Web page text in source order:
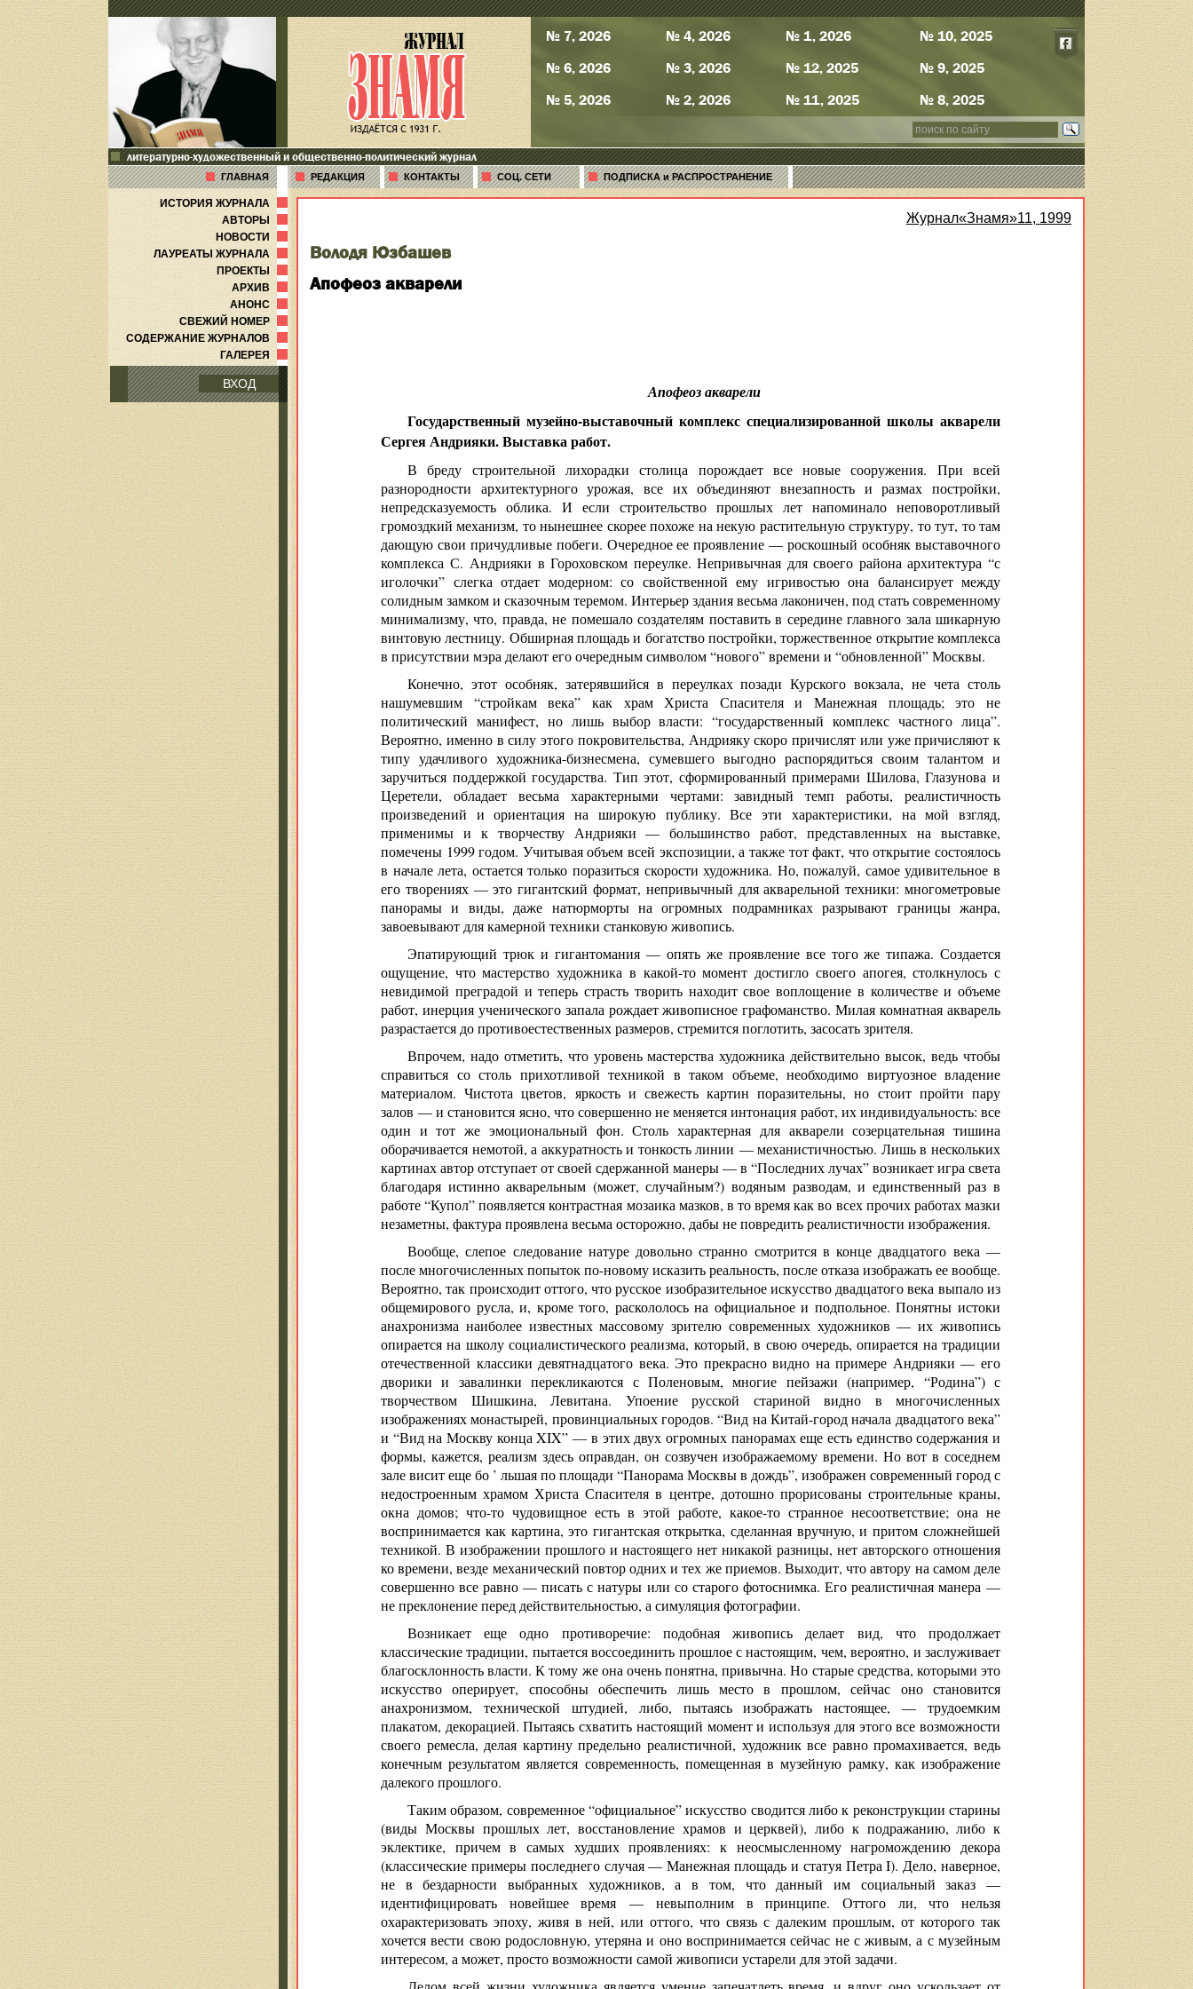
№ 7, 2026
№ 6, 2026
№ 5, 2026
№ 4, 2026
№ 3, 2026
№ 2, 2026
№ 1, 2026
№ 12, 2025
№ 11, 2025
№ 10, 2025
№ 9, 2025
№ 8, 2025
литературно-художественный и общественно-политический журнал
ГЛАВНАЯ РЕДАКЦИЯ КОНТАКТЫ СОЦ. СЕТИ ПОДПИСКА и РАСПРОСТРАНЕНИЕ
ИСТОРИЯ ЖУРНАЛА
АВТОРЫ
НОВОСТИ
ЛАУРЕАТЫ ЖУРНАЛА
ПРОЕКТЫ
АРХИВ
АНОНС
СВЕЖИЙ НОМЕР
СОДЕРЖАНИЕ ЖУРНАЛОВ
ГАЛЕРЕЯ
ВХОД
Журнал«Знамя»11, 1999
Володя Юзбашев
Апофеоз акварели
Апофеоз акварели
Государственный музейно-выставочный комплекс специализированной школы акварели
Сергея Андрияки. Выставка работ.
В бреду строительной лихорадки столица порождает все новые сооружения. При всей
разнородности архитектурного урожая, все их объединяют внезапность и размах постройки,
непредсказуемость облика. И если строительство прошлых лет напоминало неповоротливый
громоздкий механизм, то нынешнее скорее похоже на некую растительную структуру, то тут, то там
дающую свои причудливые побеги. Очередное ее проявление — роскошный особняк выставочного
комплекса С. Андрияки в Гороховском переулке. Непривычная для своего района архитектура “с
иголочки” слегка отдает модерном: со свойственной ему игривостью она балансирует между
солидным замком и сказочным теремом. Интерьер здания весьма лаконичен, под стать современному
минимализму, что, правда, не помешало создателям поставить в середине главного зала шикарную
винтовую лестницу. Обширная площадь и богатство постройки, торжественное открытие комплекса
в присутствии мэра делают его очередным символом “нового” времени и “обновленной” Москвы.
Конечно, этот особняк, затерявшийся в переулках позади Курского вокзала, не чета столь
нашумевшим “стройкам века” как храм Христа Спасителя и Манежная площадь; это не
политический манифест, но лишь выбор власти: “государственный комплекс частного лица”.
Вероятно, именно в силу этого покровительства, Андрияку скоро причислят или уже причисляют к
типу удачливого художника-бизнесмена, сумевшего выгодно распорядиться своим талантом и
заручиться поддержкой государства. Тип этот, сформированный примерами Шилова, Глазунова и
Церетели, обладает весьма характерными чертами: завидный темп работы, реалистичность
произведений и ориентация на широкую публику. Все эти характеристики, на мой взгляд,
применимы и к творчеству Андрияки — большинство работ, представленных на выставке,
помечены 1999 годом. Учитывая объем всей экспозиции, а также тот факт, что открытие состоялось
в начале лета, остается только поразиться скорости художника. Но, пожалуй, самое удивительное в
его творениях — это гигантский формат, непривычный для акварельной техники: многометровые
панорамы и виды, даже натюрморты на огромных подрамниках разрывают границы жанра,
завоевывают для камерной техники станковую живопись.
Эпатирующий трюк и гигантомания — опять же проявление все того же типажа. Создается
ощущение, что мастерство художника в какой-то момент достигло своего апогея, столкнулось с
невидимой преградой и теперь страсть творить находит свое воплощение в количестве и объеме
работ, инерция ученического запала рождает живописное графоманство. Милая комнатная акварель
разрастается до противоестественных размеров, стремится поглотить, засосать зрителя.
Впрочем, надо отметить, что уровень мастерства художника действительно высок, ведь чтобы
справиться со столь прихотливой техникой в таком объеме, необходимо виртуозное владение
материалом. Чистота цветов, яркость и свежесть картин поразительны, но стоит пройти пару
залов — и становится ясно, что совершенно не меняется интонация работ, их индивидуальность: все
один и тот же эмоциональный фон. Столь характерная для акварели созерцательная тишина
оборачивается немотой, а аккуратность и тонкость линии — механистичностью. Лишь в нескольких
картинах автор отступает от своей сдержанной манеры — в “Последних лучах” возникает игра света
благодаря истинно акварельным (может, случайным?) водяным разводам, и единственный раз в
работе “Купол” появляется контрастная мозаика мазков, в то время как во всех прочих работах мазки
незаметны, фактура проявлена весьма осторожно, дабы не повредить реалистичности изображения.
Вообще, слепое следование натуре довольно странно смотрится в конце двадцатого века —
после многочисленных попыток по-новому исказить реальность, после отказа изображать ее вообще.
Вероятно, так происходит оттого, что русское изобразительное искусство двадцатого века выпало из
общемирового русла, и, кроме того, раскололось на официальное и подпольное. Понятны истоки
анахронизма наиболее известных массовому зрителю современных художников — их живопись
опирается на школу социалистического реализма, который, в свою очередь, опирается на традиции
отечественной классики девятнадцатого века. Это прекрасно видно на примере Андрияки — его
дворики и завалинки перекликаются с Поленовым, многие пейзажи (например, “Родина”) с
творчеством Шишкина, Левитана. Упоение русской стариной видно в многочисленных
изображениях монастырей, провинциальных городов. “Вид на Китай-город начала двадцатого века”
и “Вид на Москву конца XIX” — в этих двух огромных панорамах еще есть единство содержания и
формы, кажется, реализм здесь оправдан, он созвучен изображаемому времени. Но вот в соседнем
зале висит еще бо ’ льшая по площади “Панорама Москвы в дождь”, изображен современный город с
недостроенным храмом Христа Спасителя в центре, дотошно прорисованы строительные краны,
окна домов; что-то чудовищное есть в этой работе, какое-то странное несоответствие; она не
воспринимается как картина, это гигантская открытка, сделанная вручную, и притом сложнейшей
техникой. В изображении прошлого и настоящего нет никакой разницы, нет авторского отношения
ко времени, везде механический повтор одних и тех же приемов. Выходит, что автору на самом деле
совершенно все равно — писать с натуры или со старого фотоснимка. Его реалистичная манера —
не преклонение перед действительностью, а симуляция фотографии.
Возникает еще одно противоречие: подобная живопись делает вид, что продолжает
классические традиции, пытается воссоединить прошлое с настоящим, чем, вероятно, и заслуживает
благосклонность власти. К тому же она очень понятна, привычна. Но старые средства, которыми это
искусство оперирует, способны обеспечить лишь место в прошлом, сейчас оно становится
анахронизмом, технической штудией, либо, пытаясь изображать настоящее, — трудоемким
плакатом, декорацией. Пытаясь схватить настоящий момент и используя для этого все возможности
своего ремесла, делая картину предельно реалистичной, художник все равно промахивается, ведь
конечным результатом является современность, помещенная в музейную рамку, как изображение
далекого прошлого.
Таким образом, современное “официальное” искусство сводится либо к реконструкции старины
(виды Москвы прошлых лет, восстановление храмов и церквей), либо к подражанию, либо к
эклектике, причем в самых худших проявлениях: к неосмысленному нагромождению декора
(классические примеры последнего случая — Манежная площадь и статуя Петра I). Дело, наверное,
не в бездарности выбранных художников, а в том, что данный им социальный заказ —
идентифицировать новейшее время — невыполним в принципе. Оттого ли, что нельзя
охарактеризовать эпоху, живя в ней, или оттого, что связь с далеким прошлым, от которого так
хочется вести свою родословную, утеряна и оно воспринимается сейчас не с живым, а с музейным
интересом, а может, просто возможности самой живописи устарели для этой задачи.